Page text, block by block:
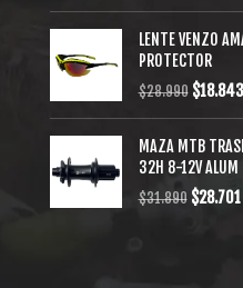
LENTE VENZO
PROTECTOR
$28.990 $18.843
MAZA MTB
32H 8-12V ALUM
$31.890 $28.701